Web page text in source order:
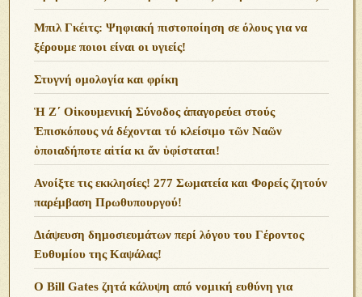
Μπιλ Γκέιτς: Ψηφιακή πιστοποίηση σε όλους για να
ξέρουμε ποιοι είναι οι υγιείς!
Στυγνή ομολογία και φρίκη
Ἡ Ζ΄ Οἰκουμενική Σύνοδος ἀπαγορεύει στούς
Ἐπισκόπους νά δέχονται τό κλείσιμο τῶν Ναῶν
ὁποιαδήποτε αἰτία κι ἄν ὑφίσταται!
Ανoίξτε τις εκκλησίες! 277 Σωματεία και Φορείς ζητούν
παρέμβαση Πρωθυπουργού!
Διάψευση δημοσιευμάτων περί λόγου του Γέροντος
Ευθυμίου της Καψάλας!
O Bill Gates ζητά κάλυψη από νομική ευθύνη για